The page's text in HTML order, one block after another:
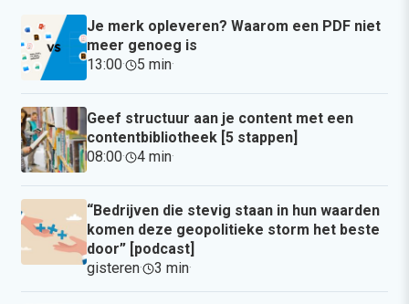
Je merk opleveren? Waarom een PDF niet
meer genoeg is
13:00· 5 min·
Geef structuur aan je content met een
contentbibliotheek [5 stappen]
08:00· 4 min·
“Bedrijven die stevig staan in hun waarden
komen deze geopolitieke storm het beste
door” [podcast]
gisteren· 3 min·